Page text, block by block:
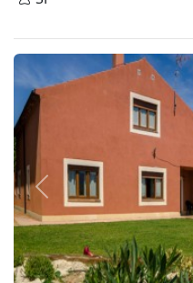
Anterior